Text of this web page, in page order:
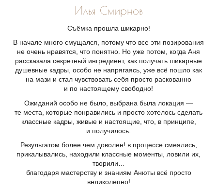
Илья Смирнов
Съёмка прошла шикарно!
В начале много смущался, потому что все эти позирования
не очень нравятся, что понятно. Но уже потом, когда Аня
рассказала секретный ингредиент, как получать шикарные
душевные кадры, особо не напрягаясь, уже всё пошло как
на мази и стал чувствовать себя просто раскованно
и по настоящему свободно!
Ожиданий особо не было, выбрана была локация —
те места, которые понравились и просто хотелось сделать
классные кадры, живые и настоящие, что, в принципе,
и получилось.
Результатом более чем доволен! в процессе смеялись,
прикалывались, находили классные моменты, ловили их,
творили…
благодаря мастерству и знаниям Анюты всё просто
великолепно!